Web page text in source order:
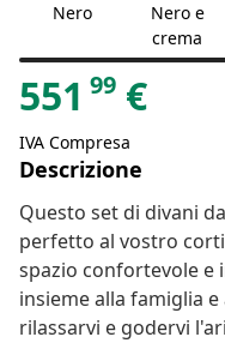
Nero
Nero e
crema
551 99 €
IVA Compresa
Descrizione
Questo set di divani
perfetto al vostro
spazio confortevole e
insieme alla famiglia
rilassarvi e godervi